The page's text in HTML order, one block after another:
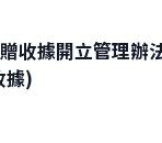
收據開立管理辦
據)